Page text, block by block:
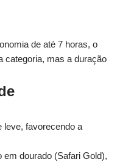
de até 7 horas, o
categoria, mas a duração
leve, favorecendo a
em dourado (Safari Gold),